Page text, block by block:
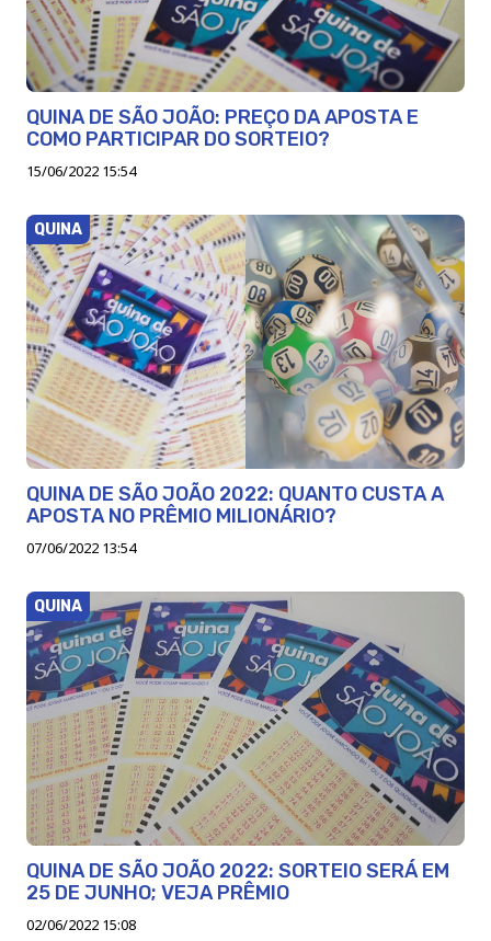
QUINA DE SÃO JOÃO: PREÇO DA APOSTA E
COMO PARTICIPAR DO SORTEIO?
15/06/2022 15:54
QUINA
QUINA DE SÃO JOÃO 2022: QUANTO CUSTA A
APOSTA NO PRÊMIO MILIONÁRIO?
07/06/2022 13:54
QUINA
QUINA DE SÃO JOÃO 2022: SORTEIO SERÁ EM
25 DE JUNHO; VEJA PRÊMIO
02/06/2022 15:08